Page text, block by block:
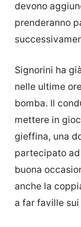
devono
prenderanno
Signorini ha
nelle ultime
bomba. Il
mettere in
gieffina, una
partecipato
buona
anche la
a far faville